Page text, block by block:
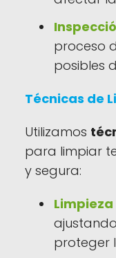
proceso
posibles
Técnicas de
Utilizamos
para limpiar
y segura:
proteger